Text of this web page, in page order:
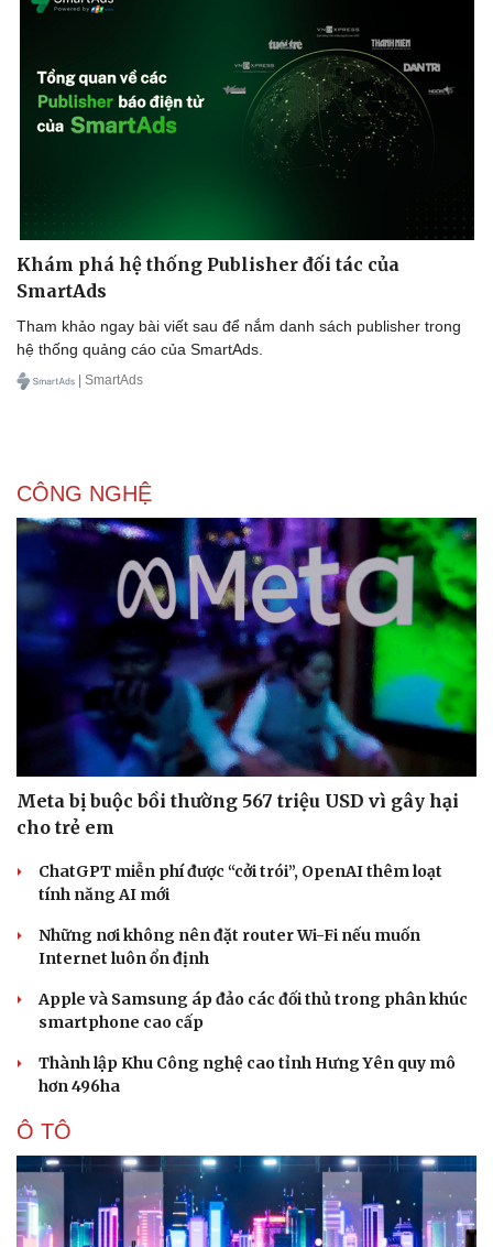
Thể thao
Bóng đá
Lịch thi đấu bóng đá
Thế giới thể thao
eSports
Hậu trường
Ô tô
Xe máy
Khám phá hệ thống Publisher đối tác của
SmartAds
Tham khảo ngay bài viết sau để nắm danh sách publisher trong
hệ thống quảng cáo của SmartAds.
| SmartAds
CÔNG NGHỆ
Meta bị buộc bồi thường 567 triệu USD vì gây hại
cho trẻ em
ChatGPT miễn phí được “cởi trói”, OpenAI thêm loạt
tính năng AI mới
Những nơi không nên đặt router Wi-Fi nếu muốn
Internet luôn ổn định
Apple và Samsung áp đảo các đối thủ trong phân khúc
smartphone cao cấp
Thành lập Khu Công nghệ cao tỉnh Hưng Yên quy mô
hơn 496ha
Ô TÔ